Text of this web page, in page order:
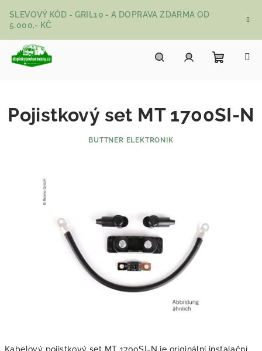
SLEVOVÝ KÓD - GRIL10 - A DOPRAVA ZDARMA OD
5.000,- KČ
Pojistkový set MT 1700SI-N
BUTTNER ELEKTRONIK